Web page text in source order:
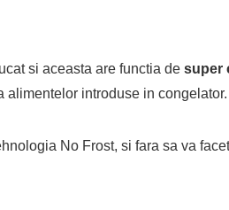
si aceasta are functia de super
alimentelor introduse in congelator.
No Frost, si fara sa va